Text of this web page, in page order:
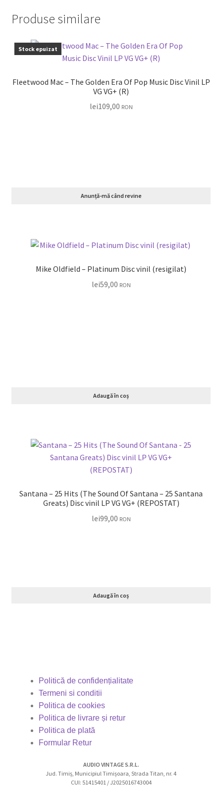
Produse similare
Stock epuizat
Fleetwood Mac – The Golden Era Of Pop Music Disc Vinil LP
VG VG+ (R)
lei109,00 RON
Anunță-mă când revine
Mike Oldfield – Platinum Disc vinil (resigilat)
lei59,00 RON
Adaugă în coș
Santana – 25 Hits (The Sound Of Santana – 25 Santana
Greats) Disc vinil LP VG VG+ (REPOSTAT)
lei99,00 RON
Adaugă în coș
Politică de confidențialitate
Termeni si conditii
Politica de cookies
Politica de livrare și retur
Politica de plată
Formular Retur
AUDIO VINTAGE S.R.L.
Jud. Timiș, Municipiul Timișoara, Strada Titan, nr. 4
CUI: 51415401 / J2025016743004